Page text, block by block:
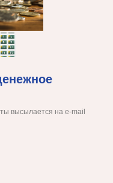
высылается на e-mail